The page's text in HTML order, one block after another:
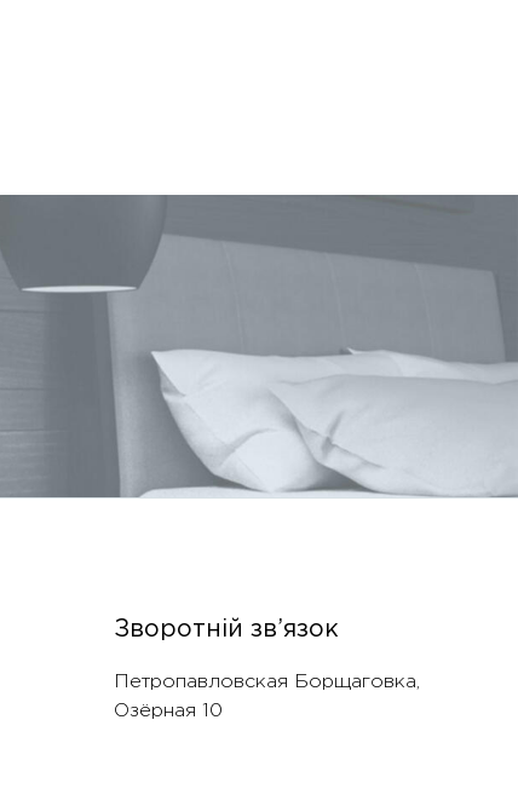
Зворотній зв’язок
Петропавловская Борщаговка,
Озëрная 10